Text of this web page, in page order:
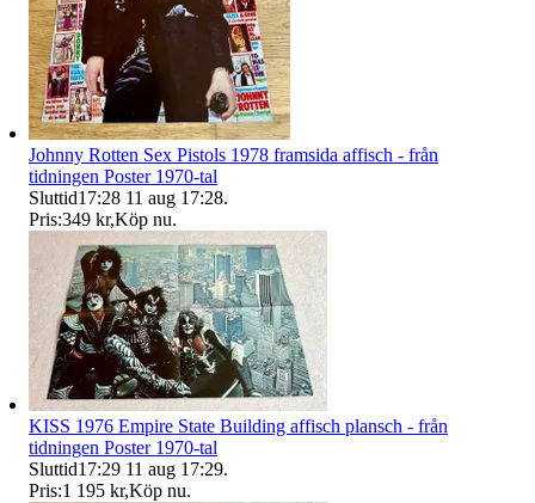
Johnny Rotten Sex Pistols 1978 framsida affisch - från
tidningen Poster 1970-tal
Sluttid17:28 11 aug 17:28.
Pris:349 kr,Köp nu.
KISS 1976 Empire State Building affisch plansch - från
tidningen Poster 1970-tal
Sluttid17:29 11 aug 17:29.
Pris:1 195 kr,Köp nu.